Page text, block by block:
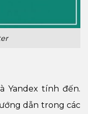
Yandex tính đến.
dẫn trong các